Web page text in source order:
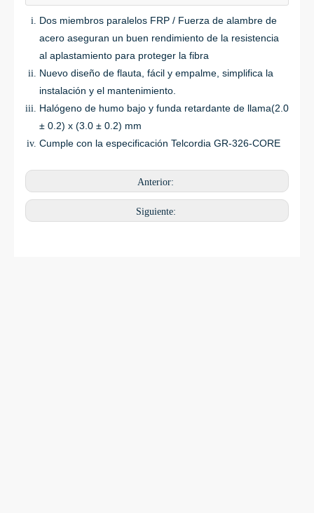
Dos miembros paralelos FRP / Fuerza de alambre de
acero aseguran un buen rendimiento de la resistencia
al aplastamiento para proteger la fibra
Nuevo diseño de flauta, fácil y empalme, simplifica la
instalación y el mantenimiento.
Halógeno de humo bajo y funda retardante de llama(2.0
± 0.2) x (3.0 ± 0.2) mm
Cumple con la especificación Telcordia GR-326-CORE
Anterior:
Siguiente: